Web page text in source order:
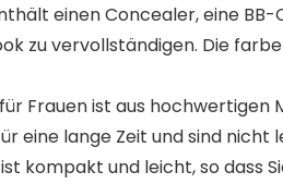
einen Concealer, eine
zu vervollständigen. Die
für Frauen ist aus
eine lange Zeit und sind nicht
kompakt und leicht, so dass